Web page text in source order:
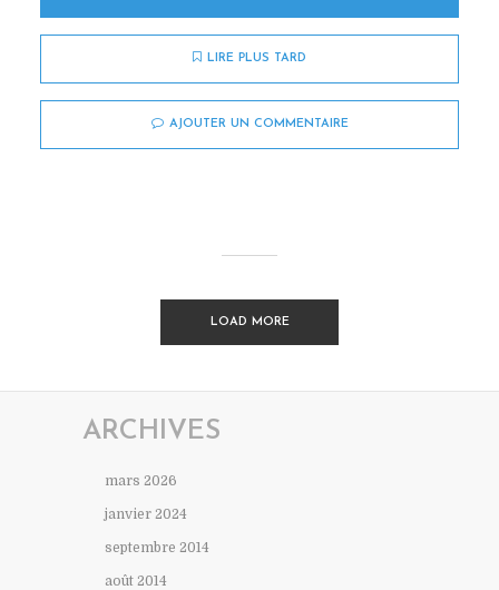
LIRE PLUS TARD
AJOUTER UN COMMENTAIRE
LOAD MORE
ARCHIVES
mars 2026
janvier 2024
septembre 2014
août 2014